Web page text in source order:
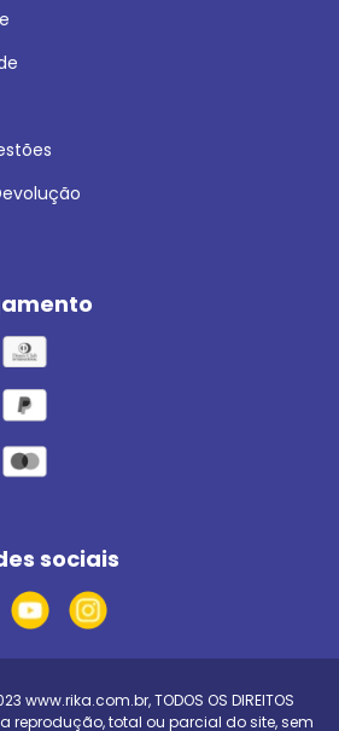
sociais
www.rika.com.br, TODOS OS DIREITOS
a reprodução, total ou parcial do site, sem